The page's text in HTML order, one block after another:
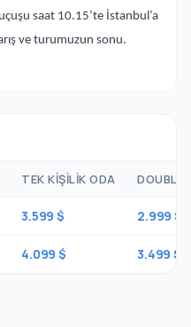
uçuşu saat 10.15’te İstanbul’a
ve turumuzun sonu.
TEK KIŞILIK ODA DOUBLE
3.599 $ 2.999 $
4.099 $ 3.499 $